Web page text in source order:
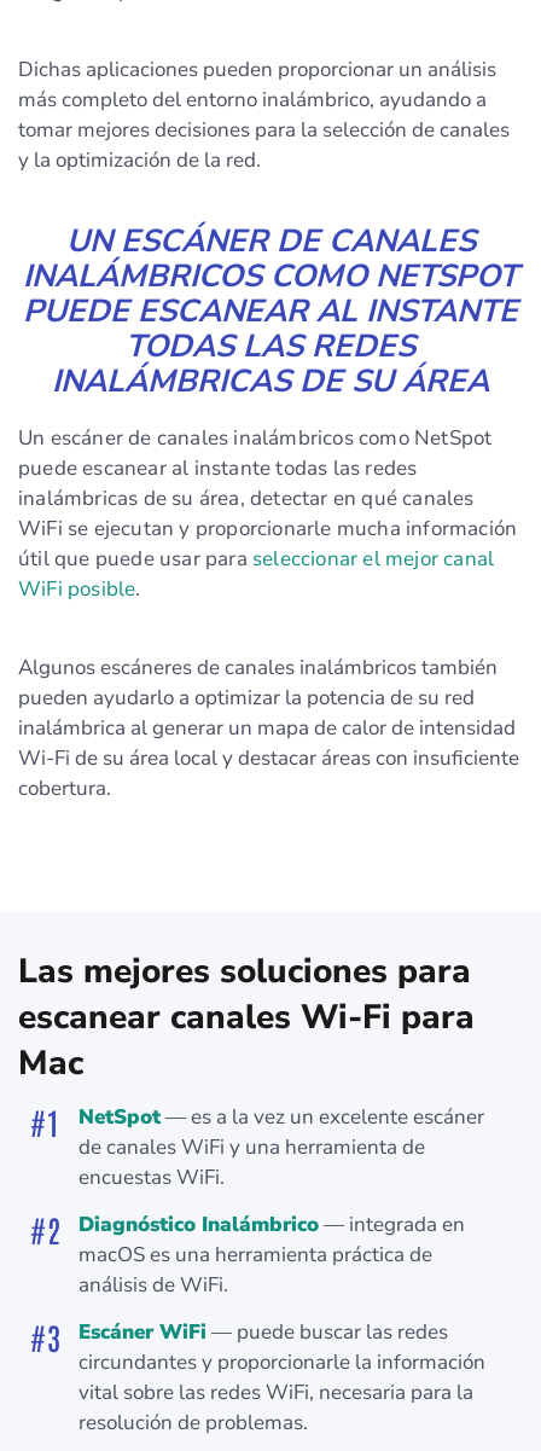
Dichas aplicaciones pueden proporcionar un análisis
más completo del entorno inalámbrico, ayudando a
tomar mejores decisiones para la selección de canales
y la optimización de la red.
UN ESCÁNER DE CANALES
INALÁMBRICOS COMO NETSPOT
PUEDE ESCANEAR AL INSTANTE
TODAS LAS REDES
INALÁMBRICAS DE SU ÁREA
Un escáner de canales inalámbricos como NetSpot
puede escanear al instante todas las redes
inalámbricas de su área, detectar en qué canales
WiFi se ejecutan y proporcionarle mucha información
útil que puede usar para seleccionar el mejor canal
WiFi posible.
Algunos escáneres de canales inalámbricos también
pueden ayudarlo a optimizar la potencia de su red
inalámbrica al generar un mapa de calor de intensidad
Wi-Fi de su área local y destacar áreas con insuficiente
cobertura.
Las mejores soluciones para
escanear canales Wi-Fi para
Mac
NetSpot— es a la vez un excelente escáner
de canales WiFi y una herramienta de
encuestas WiFi.
Diagnóstico Inalámbrico— integrada en
macOS es una herramienta práctica de
análisis de WiFi.
Escáner WiFi — puede buscar las redes
circundantes y proporcionarle la información
vital sobre las redes WiFi, necesaria para la
resolución de problemas.